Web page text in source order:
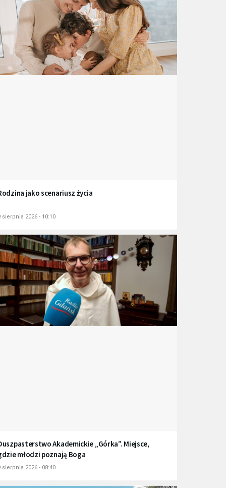
jako scenariusz życia
sierpnia 2026 - 10:10
Akademickie „Górka”. Miejsce,
młodzi poznają Boga
sierpnia 2026 - 08:40